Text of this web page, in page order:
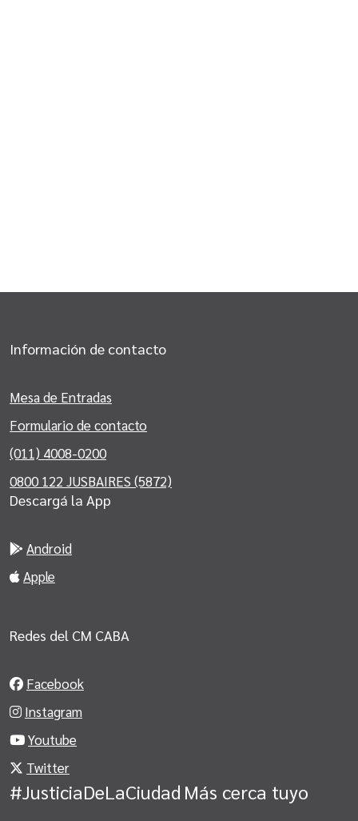
Información de contacto
Mesa de Entradas
Formulario de contacto
(011) 4008-0200
0800 122 JUSBAIRES (5872)
Descargá la App
Android
Apple
Redes del CM CABA
Facebook
Instagram
Youtube
Twitter
#JusticiaDeLaCiudad Más cerca tuyo